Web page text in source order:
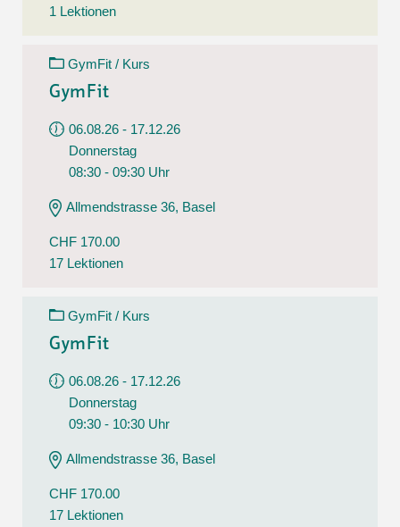
1 Lektionen
GymFit / Kurs
GymFit
06.08.26 - 17.12.26
Donnerstag
08:30 - 09:30 Uhr
Allmendstrasse 36, Basel
CHF 170.00
17 Lektionen
GymFit / Kurs
GymFit
06.08.26 - 17.12.26
Donnerstag
09:30 - 10:30 Uhr
Allmendstrasse 36, Basel
CHF 170.00
17 Lektionen